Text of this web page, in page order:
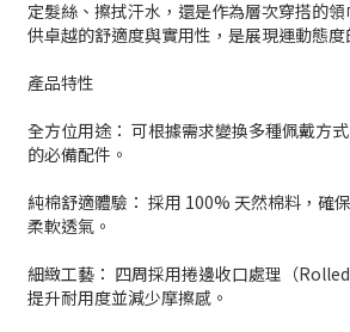
定髮絲、擦拭汗水，還是作為層次穿搭的
供卓越的舒適度與實用性，是展現運動態度
產品特性
全方位用途： 可根據需求變換多種佩戴方
的必備配件。
純棉舒適體驗： 採用 100% 天然棉料，確
柔軟透氣。
細緻工藝： 四周採用捲邊收口處理（
提升耐用度並減少摩擦感。